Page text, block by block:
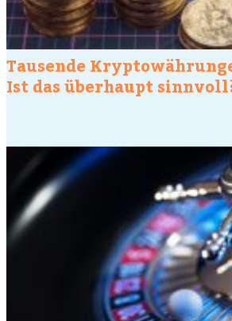
Tausende
Ist das überhaupt